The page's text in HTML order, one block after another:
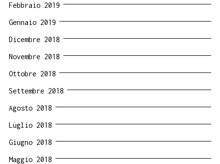
Febbraio 2019
Gennaio 2019
Dicembre 2018
Novembre 2018
Ottobre 2018
Settembre 2018
Agosto 2018
Luglio 2018
Giugno 2018
Maggio 2018